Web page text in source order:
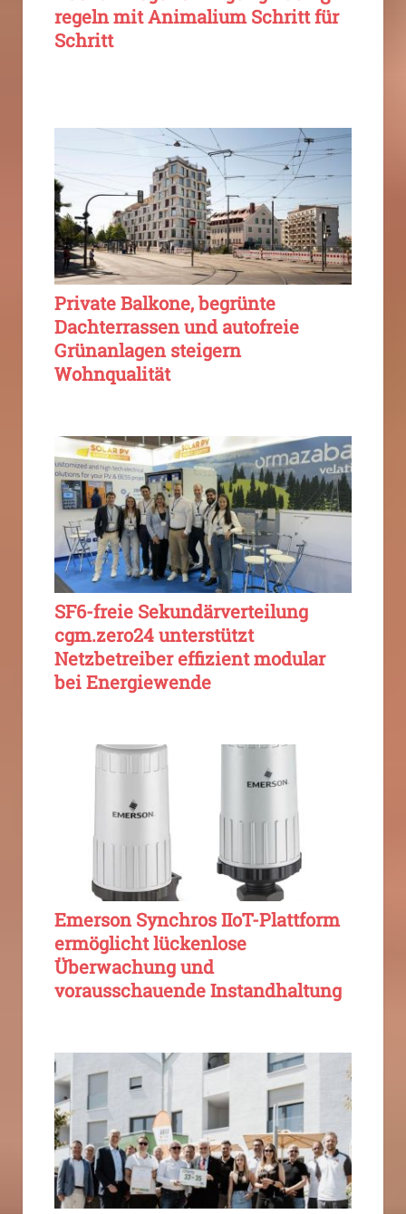
regeln mit Animalium Schritt für
Schritt
Private Balkone, begrünte
Dachterrassen und autofreie
Grünanlagen steigern
Wohnqualität
SF6-freie Sekundärverteilung
cgm.zero24 unterstützt
Netzbetreiber effizient modular
bei Energiewende
Emerson Synchros IIoT-Plattform
ermöglicht lückenlose
Überwachung und
vorausschauende Instandhaltung